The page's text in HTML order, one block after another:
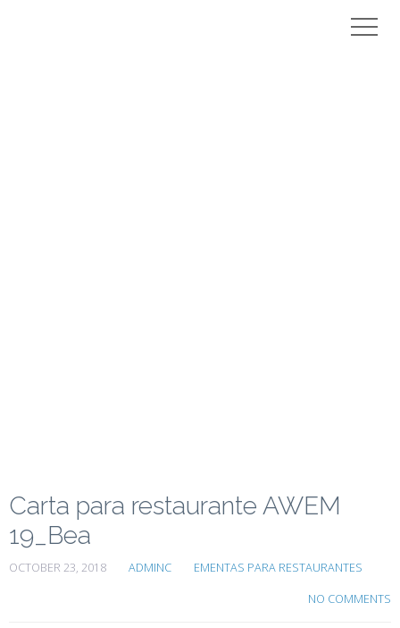
Carta para restaurante AWEM
19_Bea
OCTOBER 23, 2018 ADMINC EMENTAS PARA RESTAURANTES
NO COMMENTS